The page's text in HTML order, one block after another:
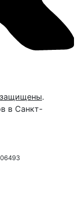
.
в Санкт-